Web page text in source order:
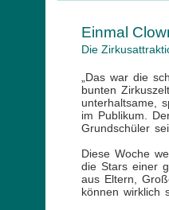
Einmal
Die
„Das war die
bunten
unterhaltsame,
im Publikum.
Grundschüler
Diese Woche
die Stars einer
aus Eltern,
können wirklich